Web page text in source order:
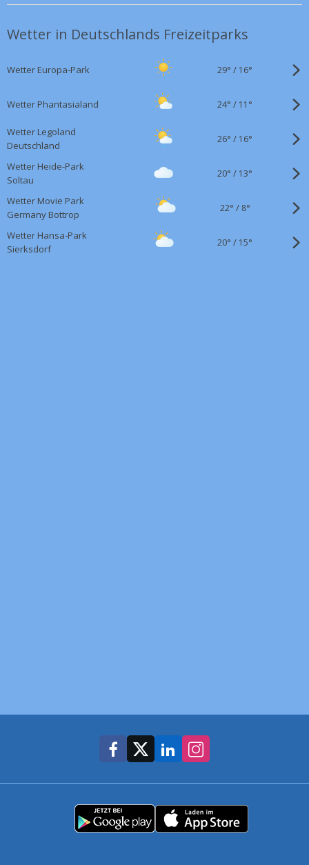
Wetter in Deutschlands Freizeitparks
Wetter Europa-Park 29° / 16°
Wetter Phantasialand 24° / 11°
Wetter Legoland
Deutschland
26° / 16°
Wetter Heide-Park
Soltau
20° / 13°
Wetter Movie Park
Germany Bottrop
22° / 8°
Wetter Hansa-Park
Sierksdorf
20° / 15°